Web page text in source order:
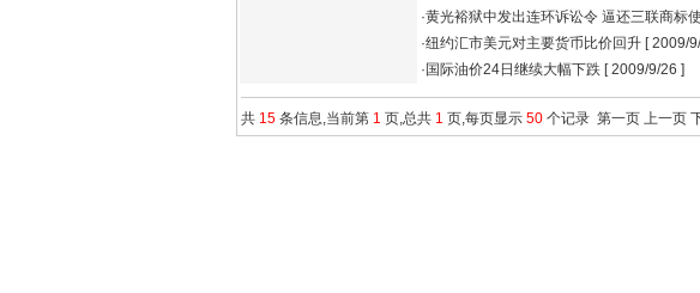
·黄光裕狱中发出连环诉讼令 逼还三联商标
·纽约汇市美元对主要货币比价回升 [ 2009/
· 国际油价24日继续大幅下跌 [ 2009/9/26 ]
共 15 条信息,当前第 1 页,总共 1 页,每页显示 50 个记录 第一页 上一页